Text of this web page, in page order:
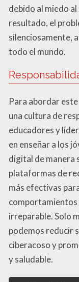
debido al miedo
resultado, el
silenciosamente,
todo el mundo.
Para abordar
una cultura de
educadores y
en enseñar a los
digital de manera
plataformas de
más efectivas
comportamientos
irreparable. Solo
podemos reducir
ciberacoso y
y saludable.